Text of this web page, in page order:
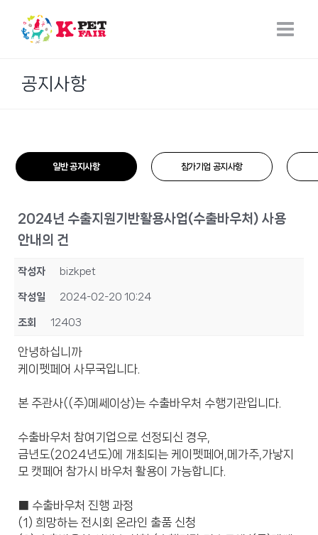
content
공지사항
일반 공지사항 참가기업 공지사항
2024년 수출지원기반활용사업(수출바우처) 사용
안내의 건
작성자 bizkpet
작성일 2024-02-20 10:24
조회 12403
안녕하십니까
케이펫페어 사무국입니다.
본 주관사((주)메쎄이상)는 수출바우처 수행기관입니다.
수출바우처 참여기업으로 선정되신 경우,
금년도(2024년도)에 개최되는 케이펫페어,메가주,가낳지
모 캣페어 참가시 바우처 활용이 가능합니다.
■ 수출바우처 진행 과정
(1) 희망하는 전시회 온라인 출품 신청